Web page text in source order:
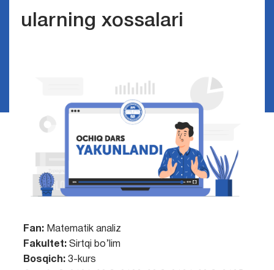
ularning xossalari
Fan: Matematik analiz
Fakultet:Sirtqi bo’lim
Bosqich:3-kurs